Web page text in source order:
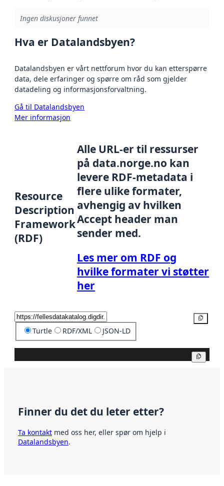
Ingen diskusjoner funnet
Hva er Datalandsbyen?
Datalandsbyen er vårt nettforum hvor du kan etterspørre
data, dele erfaringer og spørre om råd som gjelder
datadeling og informasjonsforvaltning.
Gå til Datalandsbyen
Mer informasjon
Resource
Description
Framework
(RDF)
Alle URL-er til ressurser
på data.norge.no kan
levere RDF-metadata i
flere ulike formater,
avhengig av hvilken
Accept header man
sender med.
Les mer om RDF og
hvilke formater vi støtter
her
Turtle RDF/XML JSON-LD
Finner du det du leter etter?
Ta kontakt med oss her, eller spør om hjelp i
Datalandsbyen.